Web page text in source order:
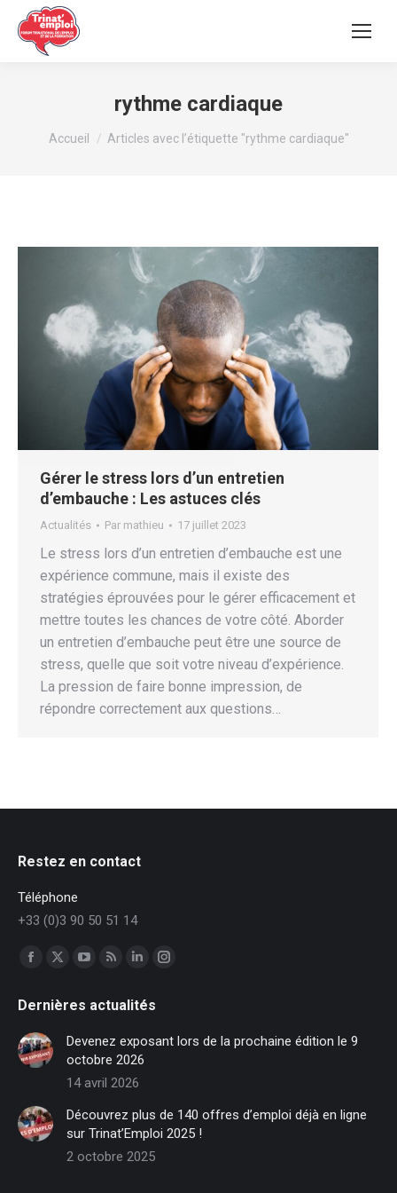
rythme cardiaque
Vous êtes ici :
Accueil Articles avec l’étiquette "rythme cardiaque"
Gérer le stress lors d’un entretien
d’embauche : Les astuces clés
Actualités Par mathieu 17 juillet 2023
Le stress lors d’un entretien d’embauche est une
expérience commune, mais il existe des
stratégies éprouvées pour le gérer efficacement et
mettre toutes les chances de votre côté. Aborder
un entretien d’embauche peut être une source de
stress, quelle que soit votre niveau d’expérience.
La pression de faire bonne impression, de
répondre correctement aux questions…
Restez en contact
Téléphone
+33 (0)3 90 50 51 14
Trouvez nous sur :
Facebook
opens
in
new
window
X
opens
new
window
opens
in
new
window
opens
in
new
window
LinkedIn
opens
in
new
window
Instagram
in
Dernières actualités
Devenez exposant lors de la prochaine édition le 9
octobre 2026
14 avril 2026
Découvrez plus de 140 offres d’emploi déjà en ligne
sur Trinat’Emploi 2025 !
2 octobre 2025